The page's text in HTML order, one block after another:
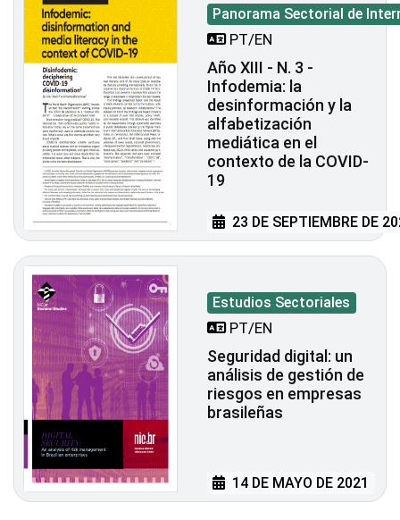
Panorama Sectorial de
PT/EN
Año XIII - N. 3 -
Infodemia: la
desinformación y la
alfabetización
mediática en el
contexto de la COVID-
19
23 DE SEPTIEMBRE DE
Estudios Sectoriales
PT/EN
Seguridad digital: un
análisis de gestión de
riesgos en empresas
brasileñas
14 DE MAYO DE 2021